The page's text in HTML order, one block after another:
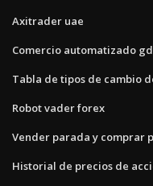
Axitrader uae
Comercio automatizado
Tabla de tipos de cambio
Robot vader forex
Vender parada y comprar
Historial de precios de